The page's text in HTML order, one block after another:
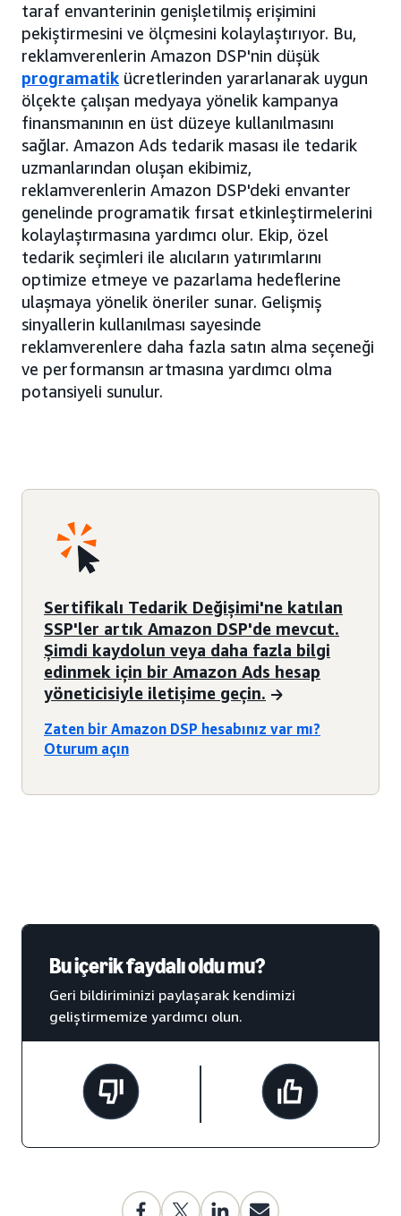
taraf envanterinin genişletilmiş erişimini
pekiştirmesini ve ölçmesini kolaylaştırıyor. Bu,
reklamverenlerin Amazon DSP'nin düşük
programatik ücretlerinden yararlanarak uygun
ölçekte çalışan medyaya yönelik kampanya
finansmanının en üst düzeye kullanılmasını
sağlar. Amazon Ads tedarik masası ile tedarik
uzmanlarından oluşan ekibimiz,
reklamverenlerin Amazon DSP'deki envanter
genelinde programatik fırsat etkinleştirmelerini
kolaylaştırmasına yardımcı olur. Ekip, özel
tedarik seçimleri ile alıcıların yatırımlarını
optimize etmeye ve pazarlama hedeflerine
ulaşmaya yönelik öneriler sunar. Gelişmiş
sinyallerin kullanılması sayesinde
reklamverenlere daha fazla satın alma seçeneği
ve performansın artmasına yardımcı olma
potansiyeli sunulur.
Sertifikalı Tedarik Değişimi'ne katılan
SSP'ler artık Amazon DSP'de mevcut.
Şimdi kaydolun veya daha fazla bilgi
edinmek için bir Amazon Ads hesap
yöneticisiyle iletişime geçin.
Zaten bir Amazon DSP hesabınız var mı?
Oturum açın
Bu içerik faydalı oldu mu?
Geri bildiriminizi paylaşarak kendimizi
geliştirmemize yardımcı olun.